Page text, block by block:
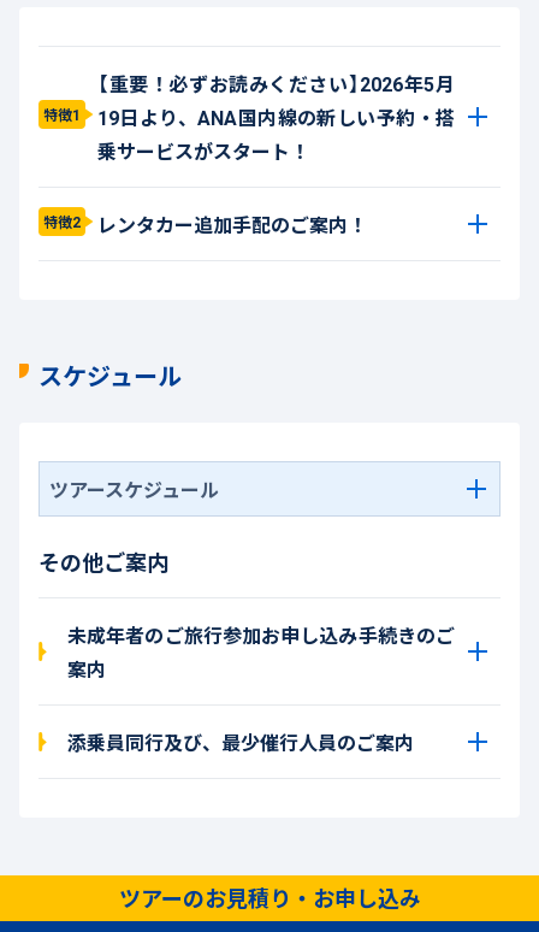
特徴1
【重要！必ずお読みください】2026年5月
19日より、ANA国内線の新しい予約・搭
乗サービスがスタート！
特徴2 レンタカー追加手配のご案内！
スケジュール
ツアースケジュール
その他ご案内
未成年者のご旅行参加お申し込み手続きのご
案内
添乗員同行及び、最少催行人員のご案内
ツアーのお見積り・お申し込み